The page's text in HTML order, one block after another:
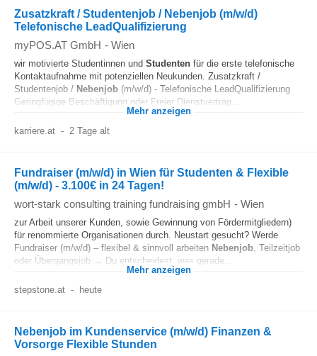
Zusatzkraft / Studentenjob / Nebenjob (m/w/d)
Telefonische LeadQualifizierung
myPOS.AT GmbH - Wien
wir motivierte Studentinnen und Studenten für die erste telefonische
Kontaktaufnahme mit potenziellen Neukunden. Zusatzkraft /
Studentenjob / Nebenjob (m/w/d) - Telefonische LeadQualifizierung
Geringfügige Beschäftigung oder Freier Dienstvertrag...
Mehr anzeigen
karriere.at - 2 Tage alt
Fundraiser (m/w/d) in Wien für Studenten & Flexible
(m/w/d) - 3.100€ in 24 Tagen!
wort-stark consulting training fundraising gmbH - Wien
zur Arbeit unserer Kunden, sowie Gewinnung von Fördermitgliedern)
für renommierte Organisationen durch. Neustart gesucht? Werde
Fundraiser (m/w/d) – flexibel & sinnvoll arbeiten Nebenjob, Teilzeitjob
oder Übergangsjob → Du entscheidest, was gerade...
Mehr anzeigen
stepstone.at - heute
Nebenjob im Kundenservice (m/w/d) Finanzen &
Vorsorge Flexible Stunden